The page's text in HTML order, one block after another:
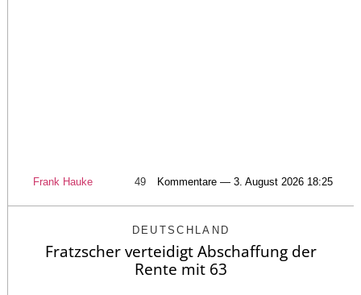
Frank Hauke 49 Kommentare — 3. August 2026 18:25
DEUTSCHLAND
Fratzscher verteidigt Abschaffung der
Rente mit 63